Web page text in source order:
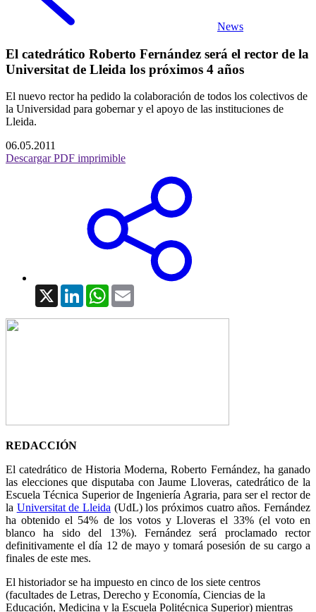
News
El catedrático Roberto Fernández será el rector de la
Universitat de Lleida los próximos 4 años
El nuevo rector ha pedido la colaboración de todos los colectivos de
la Universidad para gobernar y el apoyo de las instituciones de
Lleida.
06.05.2011
Descargar PDF imprimible
X LinkedInWhatsApp
REDACCIÓN
El catedrático de Historia Moderna, Roberto Fernández, ha ganado
las elecciones que disputaba con Jaume Lloveras, catedrático de la
Escuela Técnica Superior de Ingeniería Agraria, para ser el rector de
la Universitat de Lleida (UdL) los próximos cuatro años. Fernández
ha obtenido el 54% de los votos y Lloveras el 33% (el voto en
blanco ha sido del 13%). Fernández será proclamado rector
definitivamente el día 12 de mayo y tomará posesión de su cargo a
finales de este mes.
El historiador se ha impuesto en cinco de los siete centros
(facultades de Letras, Derecho y Economía, Ciencias de la
Educación, Medicina y la Escuela Politécnica Superior) mientras